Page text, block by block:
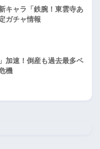
キャラ「鉄腕！東雲寺あ
ガチャ情報
加速！倒産も過去最多ペ
機